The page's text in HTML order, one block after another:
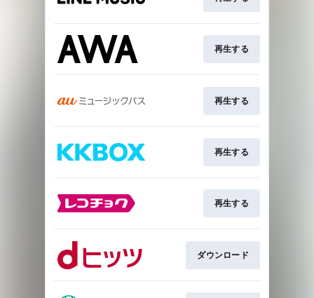
再生する
再生する
再生する
再生する
ダウンロード